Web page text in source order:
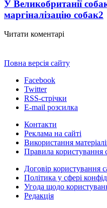
У Великобританії
маргіналізацію собак2
Читати коментарі
Повна версія сайту
Facebook
Twitter
RSS-стрічки
E-mail розсилка
Контакти
Реклама на сайті
Використання
Правила користування
Договір користування
Політика у сфері
Угода щодо
Редакція